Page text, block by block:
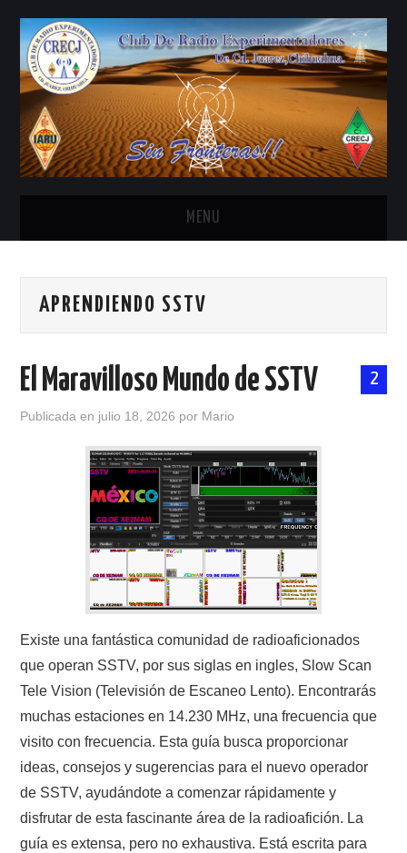
MENU
ANTENAS Y ACCESORIOS
CONTACTO
HISTORIA DE LA RADIO
IMÁGENES CRECJ
LITERATURA DE LA RADIO
MIEMBROS ORIGINALES
MORSE CW APRENDE Y MAS
NUESTRAS ACTIVIDADES !
APRENDIENDO SSTV
2
El Maravilloso Mundo de SSTV
Publicada en julio 18, 2026 por Mario
Existe una fantástica comunidad de radioaficionados
que operan SSTV, por sus siglas en ingles, Slow Scan
Tele Vision (Televisión de Escaneo Lento). Encontrarás
muchas estaciones en 14.230 MHz, una frecuencia que
visito con frecuencia. Esta guía busca proporcionar
ideas, consejos y sugerencias para el nuevo operador
de SSTV, ayudándote a comenzar rápidamente y
disfrutar de esta fascinante área de la radioafición. La
guía es extensa, pero no exhaustiva. Está escrita para